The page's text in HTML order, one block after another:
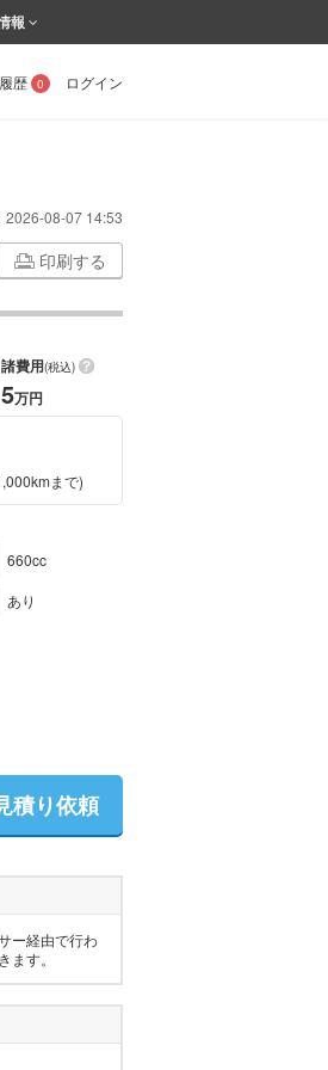
歴 0 ログイン
報
2026-08-07 14:53
印刷する
諸費用(税込)
5万円
まで)
660cc
あり
積り依頼
ー経由で行わ
す。